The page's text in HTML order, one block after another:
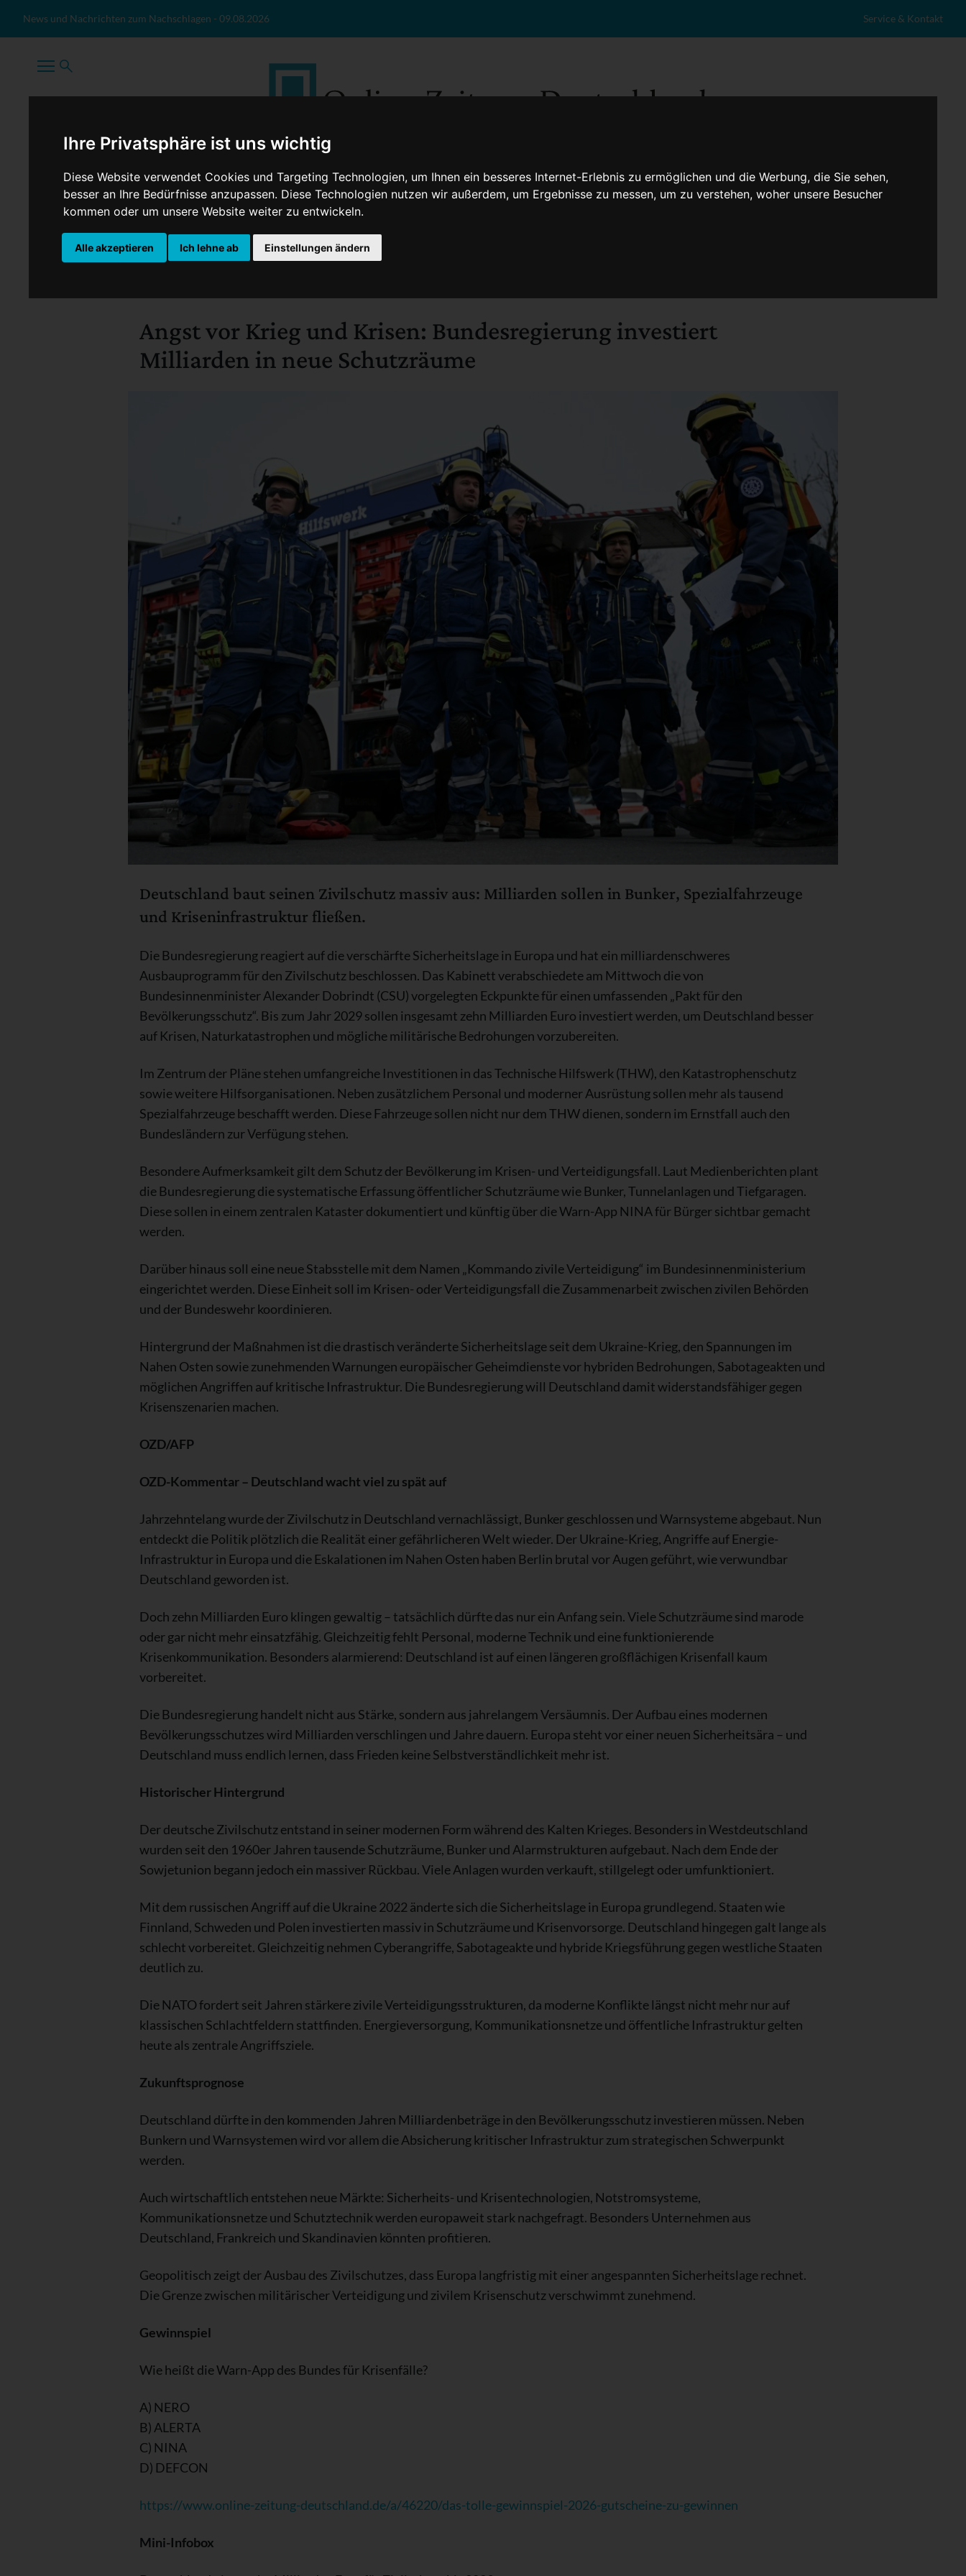
Ihre Privatsphäre ist uns wichtig
Diese Website verwendet Cookies und Targeting Technologien, um Ihnen ein besseres Internet-Erlebnis zu ermöglichen und die Werbung, die Sie sehen,
besser an Ihre Bedürfnisse anzupassen. Diese Technologien nutzen wir außerdem, um Ergebnisse zu messen, um zu verstehen, woher unsere Besucher
kommen oder um unsere Website weiter zu entwickeln.
Alle akzeptieren Ich lehne ab Einstellungen ändern
News und Nachrichten zum Nachschlagen - 09.08.2026 Service & Kontakt
TopNews Politik Sport Wirtschaft Firmennews Gesellschaft
Angst vor Krieg und Krisen: Bundesregierung investiert
Milliarden in neue Schutzräume
Deutschland baut seinen Zivilschutz massiv aus: Milliarden sollen in Bunker, Spezialfahrzeuge
und Kriseninfrastruktur fließen.
Die Bundesregierung reagiert auf die verschärfte Sicherheitslage in Europa und hat ein milliardenschweres
Ausbauprogramm für den Zivilschutz beschlossen. Das Kabinett verabschiedete am Mittwoch die von
Bundesinnenminister Alexander Dobrindt (CSU) vorgelegten Eckpunkte für einen umfassenden „Pakt für den
Bevölkerungsschutz“. Bis zum Jahr 2029 sollen insgesamt zehn Milliarden Euro investiert werden, um Deutschland besser
auf Krisen, Naturkatastrophen und mögliche militärische Bedrohungen vorzubereiten.
Im Zentrum der Pläne stehen umfangreiche Investitionen in das Technische Hilfswerk (THW), den Katastrophenschutz
sowie weitere Hilfsorganisationen. Neben zusätzlichem Personal und moderner Ausrüstung sollen mehr als tausend
Spezialfahrzeuge beschafft werden. Diese Fahrzeuge sollen nicht nur dem THW dienen, sondern im Ernstfall auch den
Bundesländern zur Verfügung stehen.
Besondere Aufmerksamkeit gilt dem Schutz der Bevölkerung im Krisen- und Verteidigungsfall. Laut Medienberichten plant
die Bundesregierung die systematische Erfassung öffentlicher Schutzräume wie Bunker, Tunnelanlagen und Tiefgaragen.
Diese sollen in einem zentralen Kataster dokumentiert und künftig über die Warn-App NINA für Bürger sichtbar gemacht
werden.
Darüber hinaus soll eine neue Stabsstelle mit dem Namen „Kommando zivile Verteidigung“ im Bundesinnenministerium
eingerichtet werden. Diese Einheit soll im Krisen- oder Verteidigungsfall die Zusammenarbeit zwischen zivilen Behörden
und der Bundeswehr koordinieren.
Hintergrund der Maßnahmen ist die drastisch veränderte Sicherheitslage seit dem Ukraine-Krieg, den Spannungen im
Nahen Osten sowie zunehmenden Warnungen europäischer Geheimdienste vor hybriden Bedrohungen, Sabotageakten und
möglichen Angriffen auf kritische Infrastruktur. Die Bundesregierung will Deutschland damit widerstandsfähiger gegen
Krisenszenarien machen.
OZD/AFP
OZD-Kommentar – Deutschland wacht viel zu spät auf
Jahrzehntelang wurde der Zivilschutz in Deutschland vernachlässigt, Bunker geschlossen und Warnsysteme abgebaut. Nun
entdeckt die Politik plötzlich die Realität einer gefährlicheren Welt wieder. Der Ukraine-Krieg, Angriffe auf Energie-
Infrastruktur in Europa und die Eskalationen im Nahen Osten haben Berlin brutal vor Augen geführt, wie verwundbar
Deutschland geworden ist.
Doch zehn Milliarden Euro klingen gewaltig – tatsächlich dürfte das nur ein Anfang sein. Viele Schutzräume sind marode
oder gar nicht mehr einsatzfähig. Gleichzeitig fehlt Personal, moderne Technik und eine funktionierende
Krisenkommunikation. Besonders alarmierend: Deutschland ist auf einen längeren großflächigen Krisenfall kaum
vorbereitet.
Die Bundesregierung handelt nicht aus Stärke, sondern aus jahrelangem Versäumnis. Der Aufbau eines modernen
Bevölkerungsschutzes wird Milliarden verschlingen und Jahre dauern. Europa steht vor einer neuen Sicherheitsära – und
Deutschland muss endlich lernen, dass Frieden keine Selbstverständlichkeit mehr ist.
Historischer Hintergrund
Der deutsche Zivilschutz entstand in seiner modernen Form während des Kalten Krieges. Besonders in Westdeutschland
wurden seit den 1960er Jahren tausende Schutzräume, Bunker und Alarmstrukturen aufgebaut. Nach dem Ende der
Sowjetunion begann jedoch ein massiver Rückbau. Viele Anlagen wurden verkauft, stillgelegt oder umfunktioniert.
Mit dem russischen Angriff auf die Ukraine 2022 änderte sich die Sicherheitslage in Europa grundlegend. Staaten wie
Finnland, Schweden und Polen investierten massiv in Schutzräume und Krisenvorsorge. Deutschland hingegen galt lange als
schlecht vorbereitet. Gleichzeitig nehmen Cyberangriffe, Sabotageakte und hybride Kriegsführung gegen westliche Staaten
deutlich zu.
Die NATO fordert seit Jahren stärkere zivile Verteidigungsstrukturen, da moderne Konflikte längst nicht mehr nur auf
klassischen Schlachtfeldern stattfinden. Energieversorgung, Kommunikationsnetze und öffentliche Infrastruktur gelten
heute als zentrale Angriffsziele.
Zukunftsprognose
Deutschland dürfte in den kommenden Jahren Milliardenbeträge in den Bevölkerungsschutz investieren müssen. Neben
Bunkern und Warnsystemen wird vor allem die Absicherung kritischer Infrastruktur zum strategischen Schwerpunkt
werden.
Auch wirtschaftlich entstehen neue Märkte: Sicherheits- und Krisentechnologien, Notstromsysteme,
Kommunikationsnetze und Schutztechnik werden europaweit stark nachgefragt. Besonders Unternehmen aus
Deutschland, Frankreich und Skandinavien könnten profitieren.
Geopolitisch zeigt der Ausbau des Zivilschutzes, dass Europa langfristig mit einer angespannten Sicherheitslage rechnet.
Die Grenze zwischen militärischer Verteidigung und zivilem Krisenschutz verschwimmt zunehmend.
Gewinnspiel
Wie heißt die Warn-App des Bundes für Krisenfälle?
A) NERO
B) ALERTA
C) NINA
D) DEFCON
https://www.online-zeitung-deutschland.de/a/46220/das-tolle-gewinnspiel-2026-gutscheine-zu-gewinnen
Mini-Infobox